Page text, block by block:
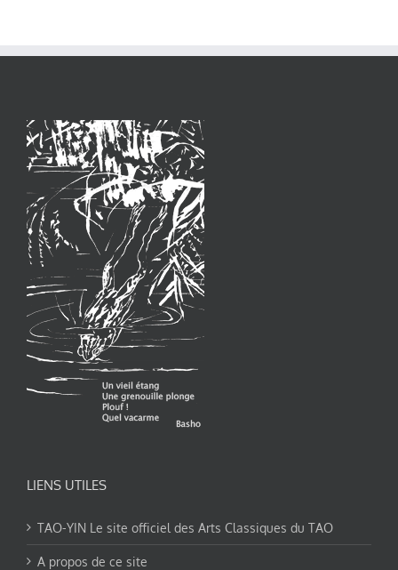
LIENS UTILES
TAO-YIN Le site officiel des Arts Classiques du TAO
A propos de ce site